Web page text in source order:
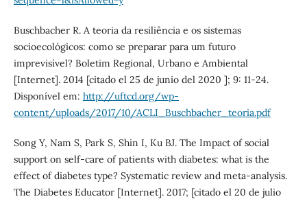
Buschbacher R. A teoria da resiliência e os sistemas
socioecológicos: como se preparar para um futuro
imprevisível? Boletim Regional, Urbano e Ambiental
[Internet]. 2014 [citado el 25 de junio del 2020 ]; 9: 11-24.
Disponível em: http://uftcd.org/wp-
content/uploads/2017/10/ACLI_Buschbacher_teoria.pdf
Song Y, Nam S, Park S, Shin I, Ku BJ. The Impact of social
support on self-care of patients with diabetes: what is the
effect of diabetes type? Systematic review and meta-analysis.
The Diabetes Educator [Internet]. 2017; [citado el 20 de julio